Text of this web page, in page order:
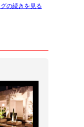
の続きを見る